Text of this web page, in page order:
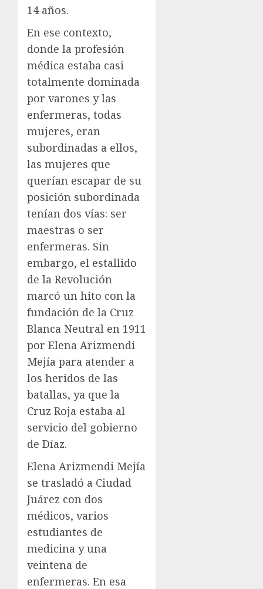
14 años.
En ese contexto,
donde la profesión
médica estaba casi
totalmente dominada
por varones y las
enfermeras, todas
mujeres, eran
subordinadas a ellos,
las mujeres que
querían escapar de su
posición subordinada
tenían dos vías: ser
maestras o ser
enfermeras. Sin
embargo, el estallido
de la Revolución
marcó un hito con la
fundación de la Cruz
Blanca Neutral en 1911
por Elena Arizmendi
Mejía para atender a
los heridos de las
batallas, ya que la
Cruz Roja estaba al
servicio del gobierno
de Díaz.
Elena Arizmendi Mejía
se trasladó a Ciudad
Juárez con dos
médicos, varios
estudiantes de
medicina y una
veintena de
enfermeras. En esa